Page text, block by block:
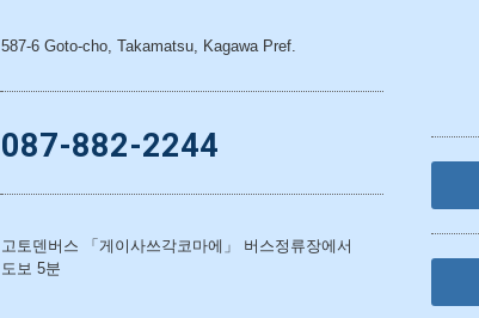
587-6 Goto-cho, Takamatsu, Kagawa Pref.
087-882-2244
고토덴버스 「게이사쓰각코마에」 버스정류장에서
도보 5분